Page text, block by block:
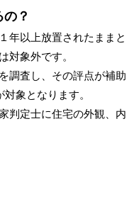
？
以上放置されたままと
対象外です。
調査し、その評点が補助
象となります。
定士に住宅の外観、内